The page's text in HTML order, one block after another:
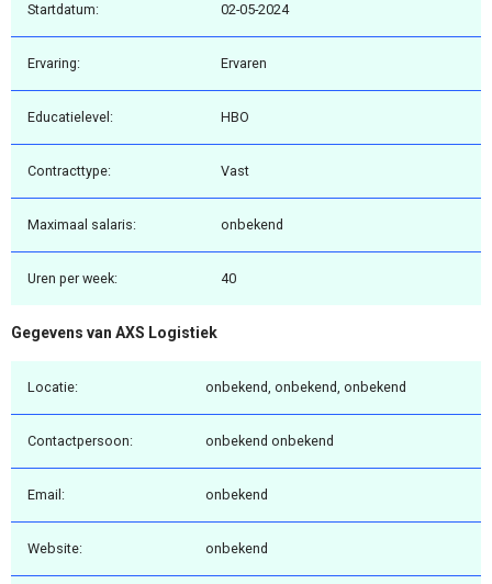
Startdatum: 02-05-2024
Ervaring: Ervaren
Educatielevel: HBO
Contracttype: Vast
Maximaal salaris: onbekend
Uren per week: 40
Gegevens van AXS Logistiek
Locatie: onbekend, onbekend, onbekend
Contactpersoon: onbekend onbekend
Email: onbekend
Website: onbekend